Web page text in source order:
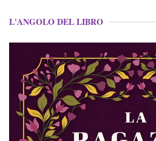
L'ANGOLO DEL LIBRO